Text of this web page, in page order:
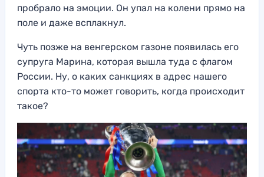
пробрало на эмоции. Он упал на колени прямо на
поле и даже всплакнул.
Чуть позже на венгерском газоне появилась его
супруга Марина, которая вышла туда с флагом
России. Ну, о каких санкциях в адрес нашего
спорта кто-то может говорить, когда происходит
такое?